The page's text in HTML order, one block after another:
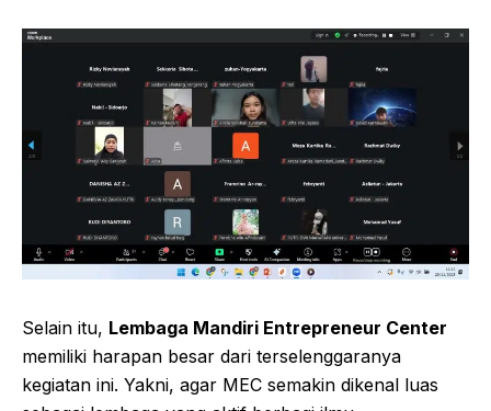
Selain itu, Lembaga Mandiri Entrepreneur Center
memiliki harapan besar dari terselenggaranya
kegiatan ini. Yakni, agar MEC semakin dikenal luas